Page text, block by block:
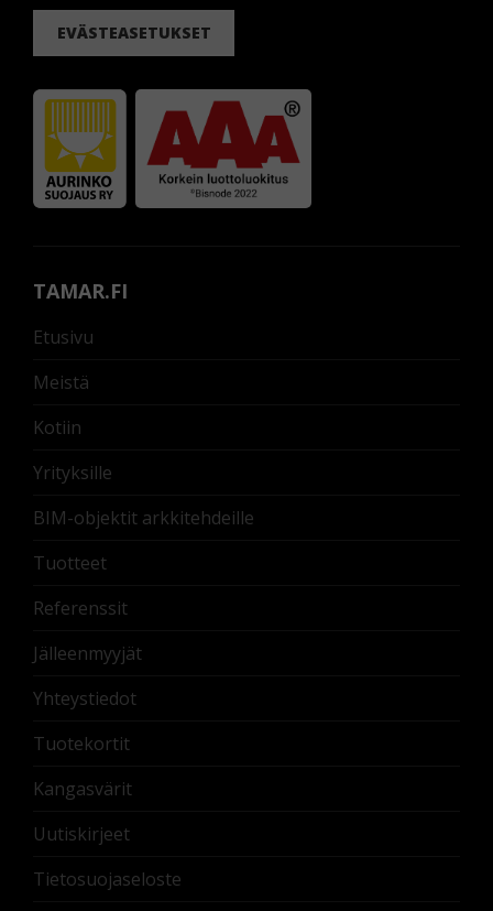
EVÄSTEASETUKSET
TAMAR.FI
Etusivu
Meistä
Kotiin
Yrityksille
BIM-objektit arkkitehdeille
Tuotteet
Referenssit
Jälleenmyyjät
Yhteystiedot
Tuotekortit
Kangasvärit
Uutiskirjeet
Tietosuojaseloste